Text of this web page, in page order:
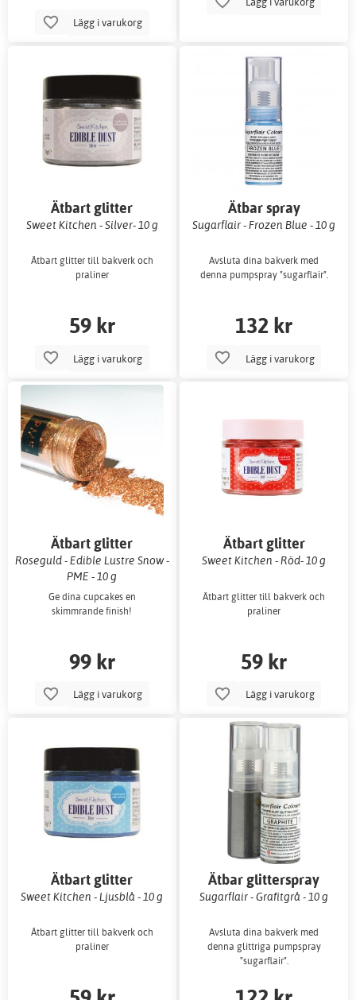
Lägg i varukorg
Ätbart glitter
Sweet Kitchen - Silver- 10 g
Ätbart glitter till bakverk och
praliner
59 kr
Lägg i varukorg
Ätbar spray
Sugarflair - Frozen Blue - 10 g
Avsluta dina bakverk med
denna pumpspray "sugarflair".
132 kr
Lägg i varukorg
Ätbart glitter
Roseguld - Edible Lustre Snow -
PME - 10 g
Ge dina cupcakes en
skimmrande finish!
99 kr
Lägg i varukorg
Ätbart glitter
Sweet Kitchen - Röd- 10 g
Ätbart glitter till bakverk och
praliner
59 kr
Lägg i varukorg
Ätbart glitter
Sweet Kitchen - Ljusblå - 10 g
Ätbart glitter till bakverk och
praliner
Ätbar glitterspray
Sugarflair - Grafitgrå - 10 g
Avsluta dina bakverk med
denna glittriga pumpspray
"sugarflair".